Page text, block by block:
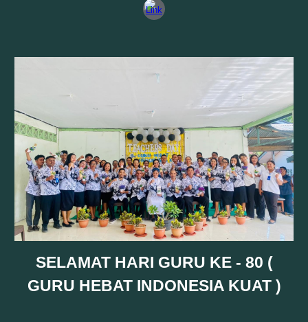
SELAMAT HARI GURU KE - 80 (
GURU HEBAT INDONESIA KUAT )